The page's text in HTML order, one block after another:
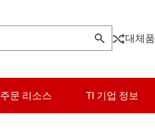
대체품
주문 리소스 TI 기업 정보